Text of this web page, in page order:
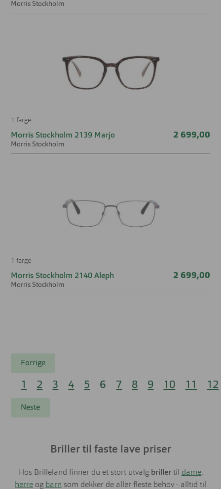
Morris Stockholm
1 farge
Morris Stockholm 2139 Marjo
Morris Stockholm
2 699,00
1 farge
Morris Stockholm 2140 Aleph
Morris Stockholm
2 699,00
Forrige
1 2 3 4 5 6 7 8 9 10 11 12
Neste
Briller til faste lave priser
Hos Brilleland finner du et stort utvalg brillertil dame,
herre og barn som dekker de aller fleste behov - alltid til